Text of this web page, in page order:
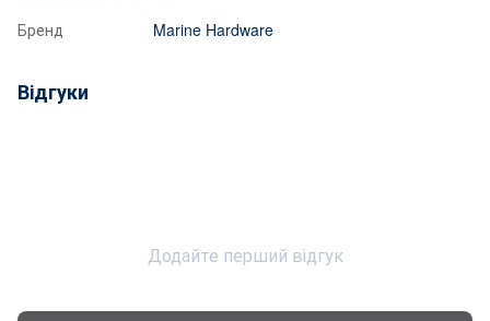
Бренд Marine Hardware
Відгуки
Додайте перший відгук